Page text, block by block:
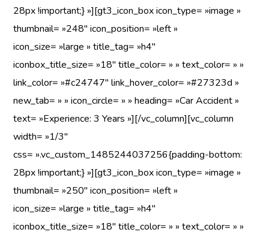
28px !important;} »][gt3_icon_box icon_type= »image »
thumbnail= »248″ icon_position= »left »
icon_size= »large » title_tag= »h4″
iconbox_title_size= »18″ title_color= » » text_color= » »
link_color= »#c24747″ link_hover_color= »#27323d »
new_tab= » » icon_circle= » » heading= »Car Accident »
text= »Experience: 3 Years »][/vc_column][vc_column
width= »1/3″
css= ».vc_custom_1485244037256{padding-bottom:
28px !important;} »][gt3_icon_box icon_type= »image »
thumbnail= »250″ icon_position= »left »
icon_size= »large » title_tag= »h4″
iconbox_title_size= »18″ title_color= » » text_color= » »